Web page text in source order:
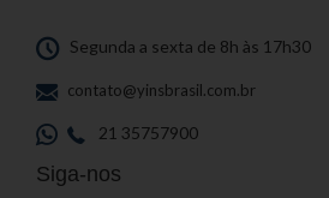
Segunda a sexta de 8h às 17h30
contato@yinsbrasil.com.br
21 35757900
Siga-nos